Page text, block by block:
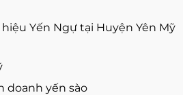
Yến Ngự tại Huyện Yên Mỹ
doanh yến sào